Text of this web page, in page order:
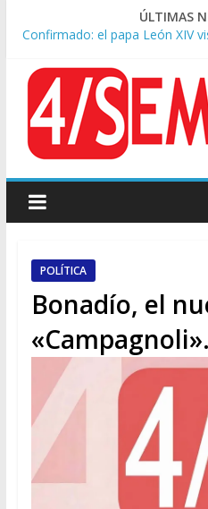
ÚLTIMAS
Confirmado: el papa León XIV
En CABA, los alquileres de
en julio
Rechazo a la Ley de Tierras:
frente al Congreso
El rechazo al proyecto de Ley
redes
Manuel Belgrano: Reparación
POLÍTICA
Bonadío, el
«Campagnoli».